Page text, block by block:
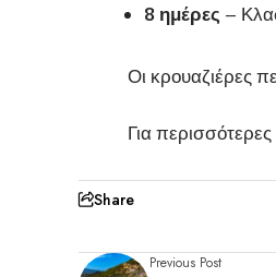
8 ημέρες –
Οι κρουαζιέρες
Για
Share
Previous Post